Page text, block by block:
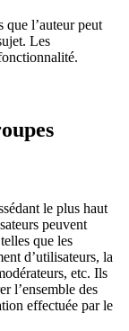
que l’auteur peut
Les
le plus haut
peuvent
que les
d’utilisateurs, la
etc. Ils
l’ensemble des
effectuée par le